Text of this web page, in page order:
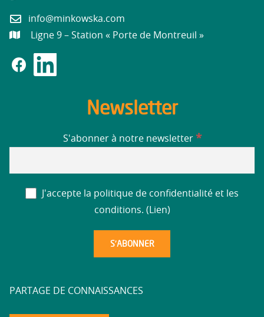
info@minkowska.com
Ligne 9 – Station « Porte de Montreuil »
Newsletter
S'abonner à notre newsletter *
J'accepte la politique de confidentialité et les
conditions. ( Lien)
PARTAGE DE CONNAISSANCES